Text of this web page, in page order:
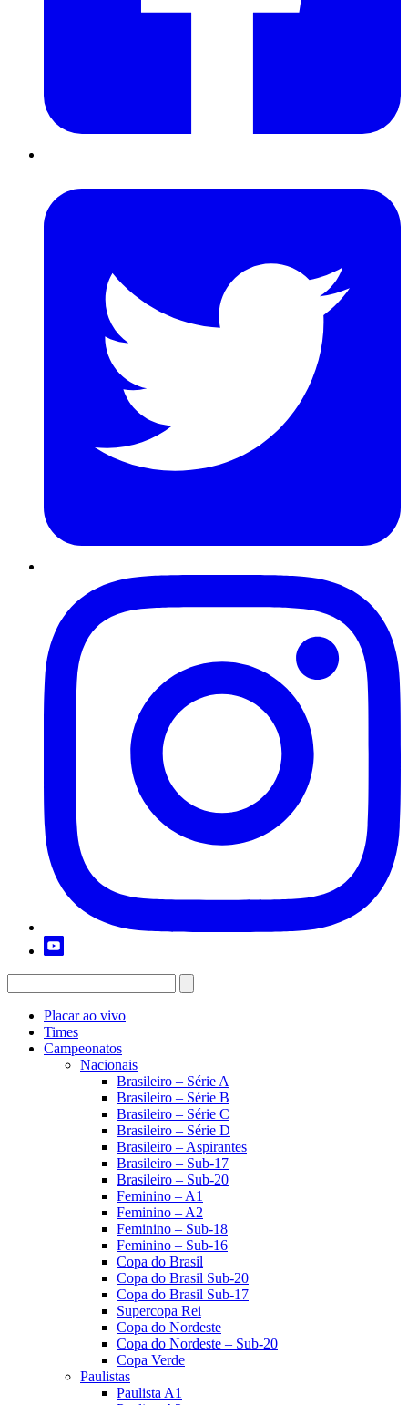
Placar ao vivo
Times
Campeonatos
Nacionais
Brasileiro – Série A
Brasileiro – Série B
Brasileiro – Série C
Brasileiro – Série D
Brasileiro – Aspirantes
Brasileiro – Sub-17
Brasileiro – Sub-20
Feminino – A1
Feminino – A2
Feminino – Sub-18
Feminino – Sub-16
Copa do Brasil
Copa do Brasil Sub-20
Copa do Brasil Sub-17
Supercopa Rei
Copa do Nordeste
Copa do Nordeste – Sub-20
Copa Verde
Paulistas
Paulista A1